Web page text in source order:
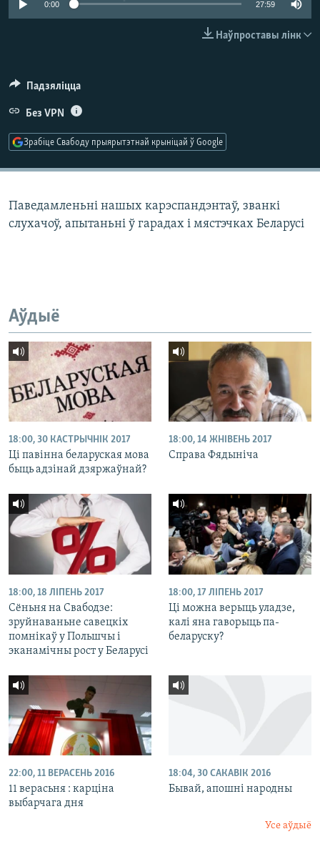
КУЛЬТУРА
МОВА0:00 27:59
Наўпроставы лінк
Падзяліцца
Без VPN
Зрабіце Свабоду прыярытэтнай крыніцай ў Google
Паведамленьні нашых карэспандэнтаў, званкі
слухачоў, апытаньні ў гарадах і мястэчках Беларусі
Аўдыё
18:00, 30 КАСТРЫЧНІК 2017
Ці павінна беларуская мова
быць адзінай дзяржаўнай?
18:00, 14 ЖНІВЕНЬ 2017
Справа Фядыніча
18:00, 18 ЛІПЕНЬ 2017
Сёньня на Свабодзе:
зруйнаваньне савецкіх
помнікаў у Польшчы і
эканамічны рост у Беларусі
18:00, 17 ЛІПЕНЬ 2017
Ці можна верыць уладзе,
калі яна гаворыць па-
беларуску?
22:00, 11 ВЕРАСЕНЬ 2016
11 верасьня : карціна
выбарчага дня
18:04, 30 САКАВІК 2016
Бывай, апошні народны
Усе аўдыё